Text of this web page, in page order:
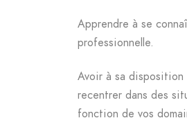
Apprendre à se
professionnelle.
Avoir à sa
recentrer dans des
fonction de vos